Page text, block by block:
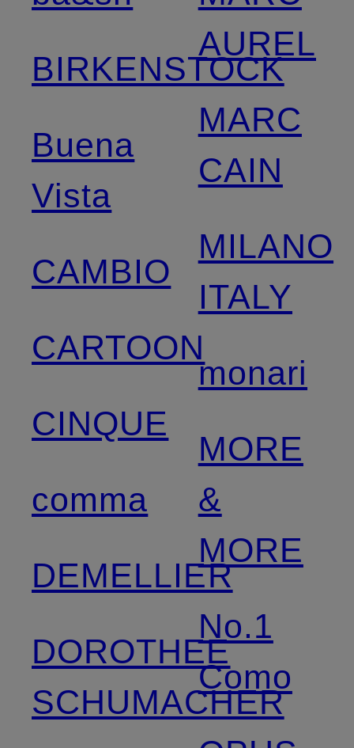
BIRKENSTOCK
Buena
Vista
CAMBIO
CARTOON
CINQUE
comma
DEMELLIER
DOROTHEE
SCHUMACHER
AUREL
MARC
CAIN
MILANO
ITALY
monari
MORE
&
MORE
No.1
Como